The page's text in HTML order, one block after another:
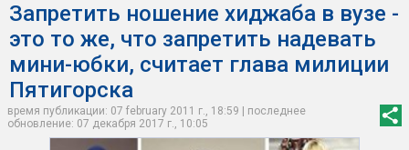
Запретить ношение хиджаба в вузе -
это то же, что запретить надевать
мини-юбки, считает глава милиции
Пятигорска
время публикации: 07 february 2011 г., 18:59 | последнее
обновление: 07 декабря 2017 г., 10:05